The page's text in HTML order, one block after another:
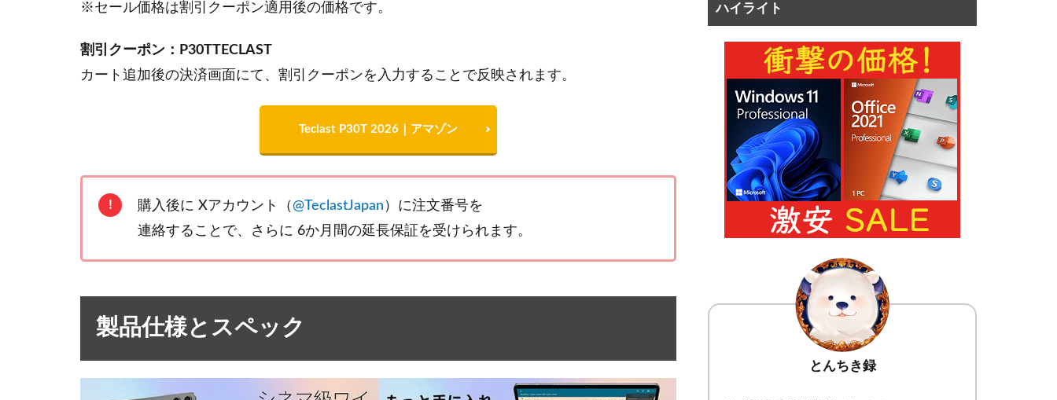
※セール価格は割引クーポン適用後の価格です。
割引クーポン：P30TTECLAST
カート追加後の決済画面にて、割引クーポンを入力することで反映されます。
Teclast P30T 2026｜アマゾン
購入後に Xアカウント（ @TeclastJapan ）に注文番号を
連絡することで、さらに 6か月間の延長保証を受けられます。
製品仕様とスペック
ハイライト
とんちき録